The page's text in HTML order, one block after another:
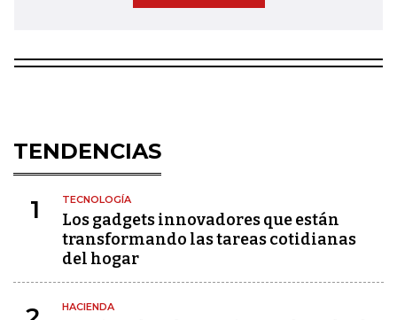
TENDENCIAS
1 TECNOLOGÍA
Los gadgets innovadores que están
transformando las tareas cotidianas
del hogar
HACIENDA